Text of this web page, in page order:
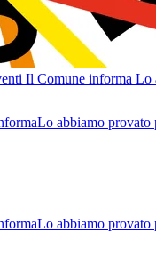
Il Comune informa Lo
Lo abbiamo provato
Lo abbiamo provato